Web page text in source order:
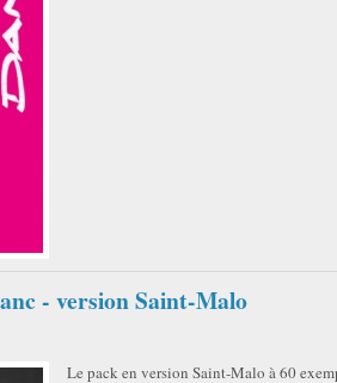
- version Saint-Malo
Le pack en version Saint-Malo à 60